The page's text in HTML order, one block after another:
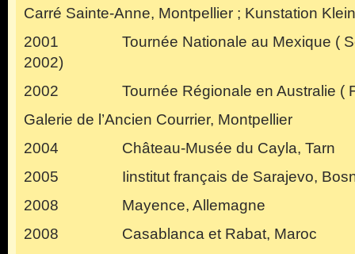
Carré Sainte-Anne, Montpellier ; Kunstation
2001 Tournée Nationale au Mexique (
2002)
2002 Tournée Régionale en Australie (
Galerie de l’Ancien Courrier, Montpellier
2004 Château-Musée du Cayla, Tarn
2005 Iinstitut français de Sarajevo,
2008 Mayence, Allemagne
2008 Casablanca et Rabat, Maroc